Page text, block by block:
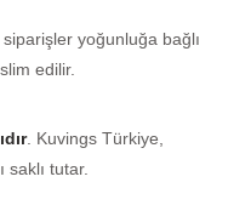
yoğunluğa bağlı
edilir.
. Kuvings Türkiye,
saklı tutar.